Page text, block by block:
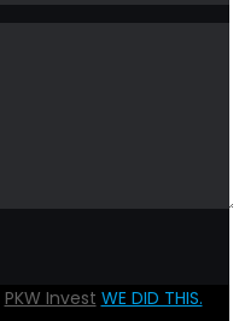
PKW Invest WE DID THIS.